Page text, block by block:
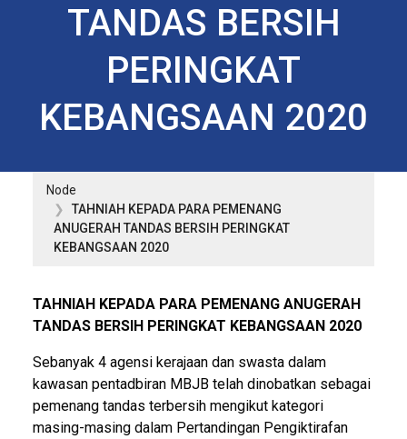
TANDAS BERSIH
PERINGKAT
KEBANGSAAN 2020
Node
TAHNIAH KEPADA PARA PEMENANG
ANUGERAH TANDAS BERSIH PERINGKAT
KEBANGSAAN 2020
TAHNIAH KEPADA PARA PEMENANG ANUGERAH
TANDAS BERSIH PERINGKAT KEBANGSAAN 2020
Sebanyak 4 agensi kerajaan dan swasta dalam
kawasan pentadbiran MBJB telah dinobatkan sebagai
pemenang tandas terbersih mengikut kategori
masing-masing dalam Pertandingan Pengiktirafan